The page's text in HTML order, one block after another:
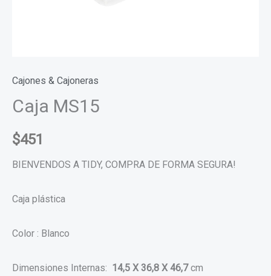
Cajones & Cajoneras
Caja MS15
$451
BIENVENDOS A TIDY, COMPRA DE FORMA SEGURA!
Caja plástica
Color : Blanco
Dimensiones Internas: 14,5 X 36,8 X 46,7cm